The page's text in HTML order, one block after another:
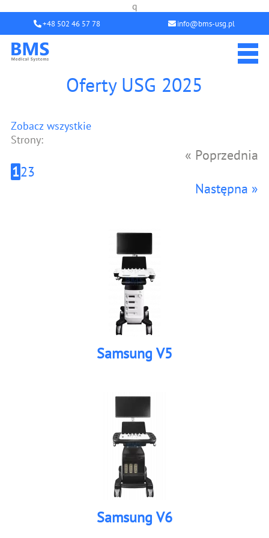
q
+48 502 46 57 78 info@bms-usg.pl
Oferty USG 2025
Zobacz wszystkie
Strony:
« Poprzednia
123
Następna »
Samsung V5
Samsung V6